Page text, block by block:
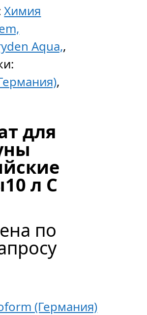
Химия
Aqua,,
,
для
л C
по
(Германия)